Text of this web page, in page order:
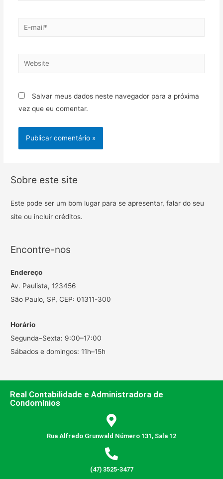
Salvar meus dados neste navegador para a próxima
vez que eu comentar.
Sobre este site
Este pode ser um bom lugar para se apresentar, falar do seu
site ou incluir créditos.
Encontre-nos
Endereço
Av. Paulista, 123456
São Paulo, SP, CEP: 01311-300
Horário
Segunda–Sexta: 9:00–17:00
Sábados e domingos: 11h–15h
Real Contabilidade e Administradora de
Condomínios
Rua Alfredo Grunwald Número 131, Sala 12
(47) 3525-3477